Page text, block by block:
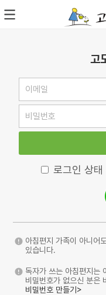
고
로그인 상태
아침편지 가족이 아니어
있습니다.
독자가 쓰는 아침편지는
비밀번호가 없으신 분은
비밀번호 만들기>